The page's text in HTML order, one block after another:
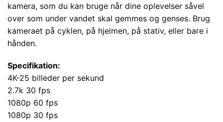
kamera, som du kan bruge når dine oplevelser såvel
over som under vandet skal gemmes og genses. Brug
kameraet på cyklen, på hjelmen, på stativ, eller bare i
hånden.
Specifikation:
4K-25 billeder per sekund
2.7k 30 fps
1080p 60 fps
1080p 30 fps